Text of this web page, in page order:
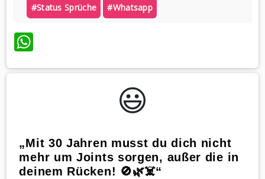
#status Sprüche #whatsapp
WhatsApp
😃️
„Mit 30 Jahren musst du dich nicht
mehr um Joints sorgen, außer die in
deinem Rücken! 🚫🌿☠️“